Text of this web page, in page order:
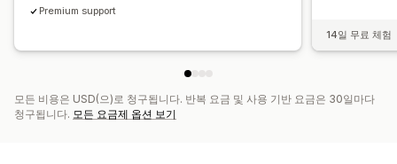
Premium support
14일 무료 체험
모든 비용은 USD(으)로 청구됩니다. 반복 요금 및 사용 기반 요금은 30일마다
청구됩니다. 모든 요금제 옵션 보기